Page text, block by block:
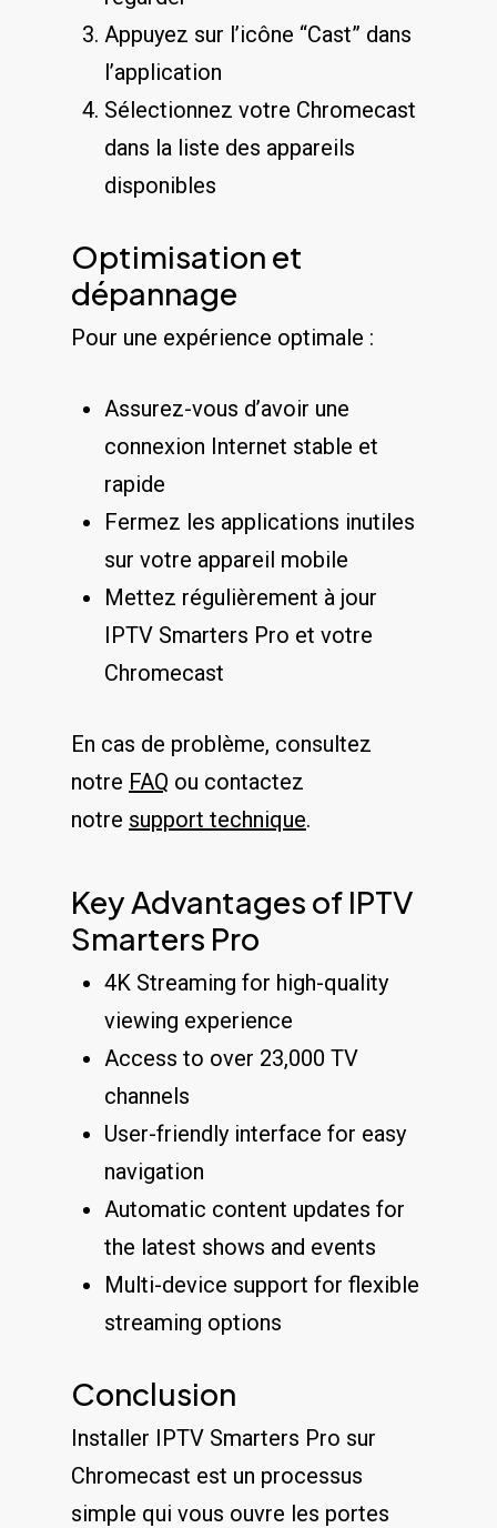
Appuyez sur l’icône “Cast” dans
l’application
Sélectionnez votre Chromecast
dans la liste des appareils
disponibles
Optimisation et
dépannage
Pour une expérience optimale :
Assurez-vous d’avoir une
connexion Internet stable et
rapide
Fermez les applications inutiles
sur votre appareil mobile
Mettez régulièrement à jour
IPTV Smarters Pro et votre
Chromecast
En cas de problème, consultez
notre FAQ ou contactez
notre support technique.
Key Advantages of IPTV
Smarters Pro
4K Streaming for high-quality
viewing experience
Access to over 23,000 TV
channels
User-friendly interface for easy
navigation
Automatic content updates for
the latest shows and events
Multi-device support for flexible
streaming options
Conclusion
Installer IPTV Smarters Pro sur
Chromecast est un processus
simple qui vous ouvre les portes